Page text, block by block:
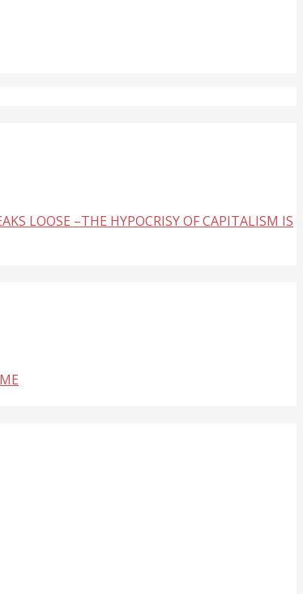
LOOSE –THE HYPOCRISY OF CAPITALISM IS